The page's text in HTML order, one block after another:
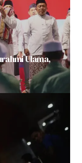
Ulama,